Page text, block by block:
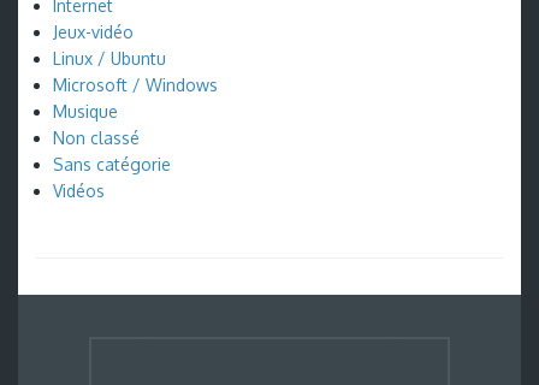
Internet
Jeux-vidéo
Linux / Ubuntu
Microsoft / Windows
Musique
Non classé
Sans catégorie
Vidéos